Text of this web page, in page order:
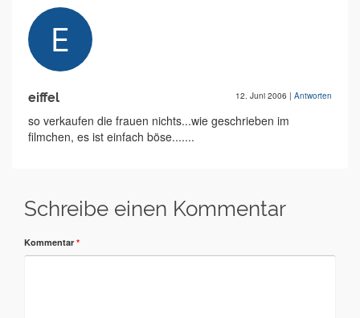
eiffel 12. Juni 2006 | Antworten
so verkaufen die frauen nichts...wie geschrieben im
filmchen, es ist einfach böse.......
Schreibe einen Kommentar
Kommentar *